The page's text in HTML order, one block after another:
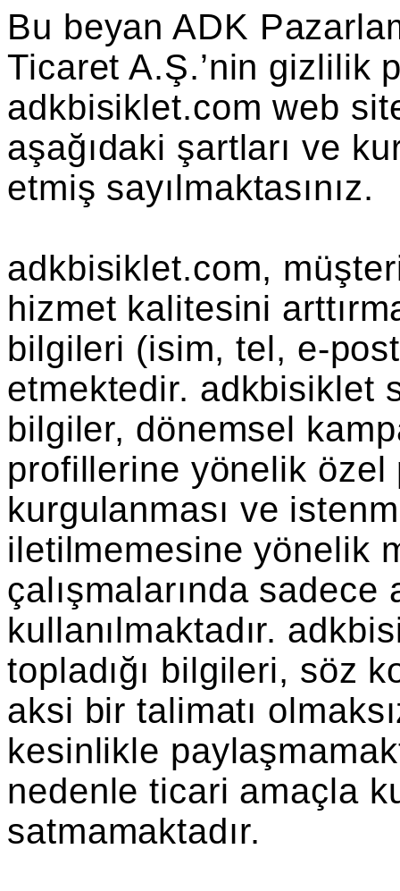
Bu beyan ADK
Ticaret A.Ş.’nin gizlilik
adkbisiklet.com web
aşağıdaki şartları ve
etmiş sayılmaktasınız.
adkbisiklet.com,
hizmet kalitesini
bilgileri (isim, tel, e-
etmektedir. adkbisiklet
bilgiler, dönemsel
profillerine yönelik
kurgulanması ve
iletilmemesine yönelik
çalışmalarında
kullanılmaktadır.
topladığı bilgileri, söz
aksi bir talimatı
kesinlikle
nedenle ticari amaçla
satmamaktadır.